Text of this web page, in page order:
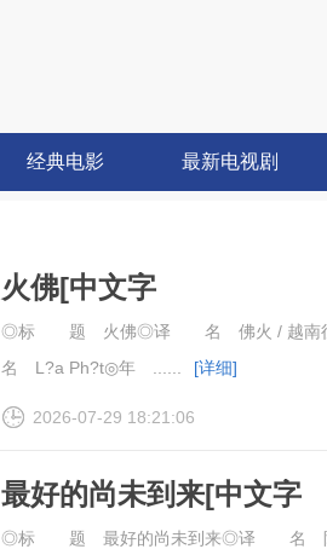
经典电影 最新电视剧
火佛[中文字
幕
◎标 题 火佛◎译 名 佛火 / 越南往
名 L?a Ph?t◎年 ......
[详细]
2026-07-29 18:21:06
最好的尚未到来[中文字
幕
◎标 题 最好的尚未到来◎译 名 陪你